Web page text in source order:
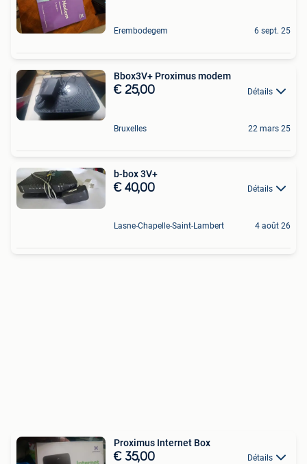
Erembodegem 6 sept. 25
Bbox3V+ Proximus modem
€ 25,00 Détails
Bruxelles 22 mars 25
b-box 3V+
€ 40,00 Détails
Lasne-Chapelle-Saint-Lambert 4 août 26
Proximus Internet Box
€ 35,00 Détails